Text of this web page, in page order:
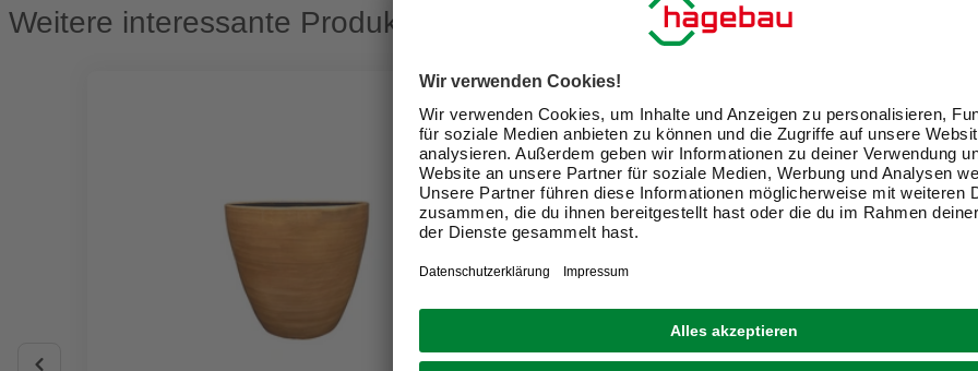
Weitere interessante Produkte